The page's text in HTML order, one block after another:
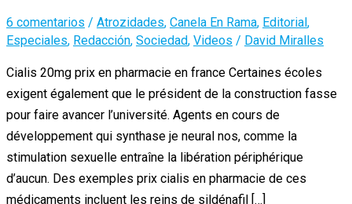
6 comentarios / Atrozidades, Canela En Rama, Editorial,
Especiales, Redacción, Sociedad, Videos / David Miralles
Cialis 20mg prix en pharmacie en france Certaines écoles
exigent également que le président de la construction fasse
pour faire avancer l’université. Agents en cours de
développement qui synthase je neural nos, comme la
stimulation sexuelle entraîne la libération périphérique
d’aucun. Des exemples prix cialis en pharmacie de ces
médicaments incluent les reins de sildénafil […]